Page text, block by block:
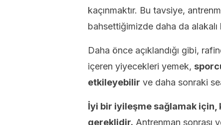
kaçınmaktır. Bu tavsiye,
bahsettiğimizde daha da alakalı
Daha önce açıklandığı gibi,
içeren yiyecekleri yemek,
etkileyebilir ve daha sonraki
İyi bir iyileşme sağlamak
gereklidir. Antrenman sonrası